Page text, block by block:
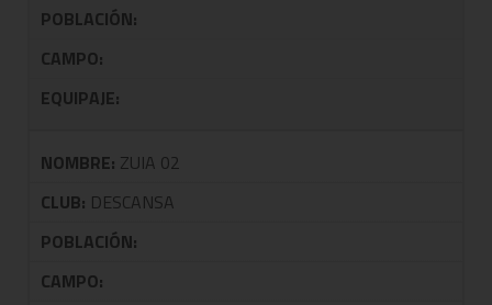
POBLACIÓN:
CAMPO:
EQUIPAJE:
NOMBRE: ZUIA 02
CLUB: DESCANSA
POBLACIÓN:
CAMPO: